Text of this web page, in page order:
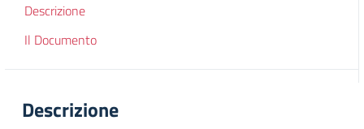
Descrizione
Il Documento
Descrizione